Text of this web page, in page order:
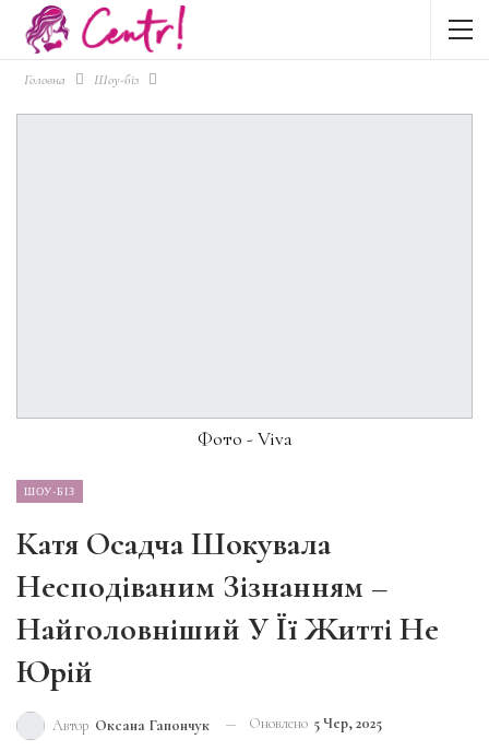
Головна Шоу-біз
Фото - Viva
ШОУ-БІЗ
Катя Осадча Шокувала
Несподіваним Зізнанням –
Найголовніший У Її Житті Не
Юрій
Автор Оксана Гапончук Оновлено 5 Чер, 2025